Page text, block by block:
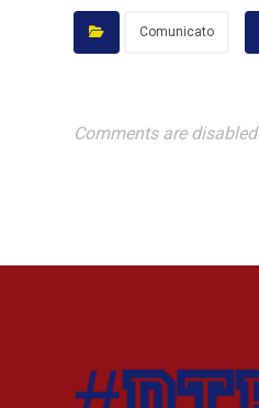
Comunicato
Comments are disabled